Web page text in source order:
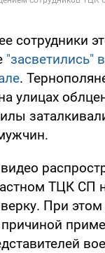
сотрудники
"засветились"
.
улицах
ТЦК СП
При этом